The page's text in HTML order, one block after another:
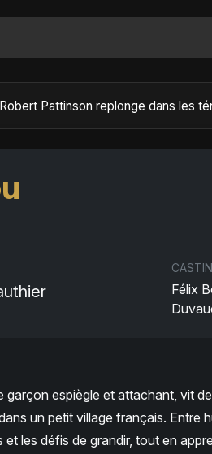
Félix
garçon espiègle et attachant, vit
un petit village français. Entre
et les défis de grandir, tout en